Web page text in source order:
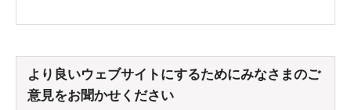
より良いウェブサイトにするためにみなさまのご
意見をお聞かせください